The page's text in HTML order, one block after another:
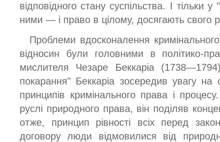
відповідного стану суспільства. І тільки
ними — і право в цілому, досягають свого
Проблеми вдосконалення
відносин були головними в політико-
мислителя Чезаре Беккаріа
покарання" Беккаріа зосередив увагу на
принципів кримінального права і
руслі природного права, він поділяв
отже, принцип рівності всіх перед
договору люди відмовилися від